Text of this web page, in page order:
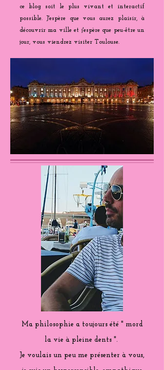
ce blog soit le plus vivant et interactif
possible. J'espère que vous aurez plaisir, à
découvrir ma ville et j'espère que peu-être un
jour, vous viendrez visiter Toulouse.
Ma philosophie a toujours été " mord
la vie à pleine dents ".
Je voulais un peu me présenter à vous,